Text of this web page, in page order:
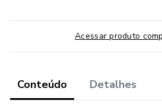
2. Ingredientes Naturais:**
fornecer aos nossos animais
você estará contribuindo para a
Acessar produto
Conteúdo Detalhes